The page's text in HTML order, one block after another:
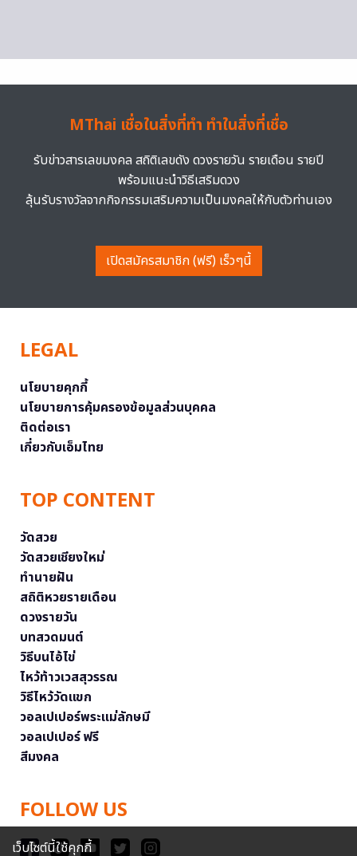
MThai เชื่อในสิ่งที่ทำ ทำในสิ่งที่เชื่อ
รับข่าวสารเลขมงคล สถิติเลขดัง ดวงรายวัน รายเดือน รายปี
พร้อมแนะนำวิธีเสริมดวง
ลุ้นรับรางวัลจากกิจกรรมเสริมความเป็นมงคลให้กับตัวท่านเอง
เปิดสมัครสมาชิก (ฟรี) เร็วๆนี้
LEGAL
นโยบายคุกกี้
นโยบายการคุ้มครองข้อมูลส่วนบุคคล
ติดต่อเรา
เกี่ยวกับเอ็มไทย
TOP CONTENT
วัดสวย
วัดสวยเชียงใหม่
ทำนายฝัน
สถิติหวยรายเดือน
ดวงรายวัน
บทสวดมนต์
วิธีบนไอ้ไข่
ไหว้ท้าวเวสสุวรรณ
วิธีไหว้วัดแขก
วอลเปเปอร์พระแม่ลักษมี
วอลเปเปอร์ ฟรี
สีมงคล
FOLLOW US
เว็บไซต์นี้ใช้คุกกี้